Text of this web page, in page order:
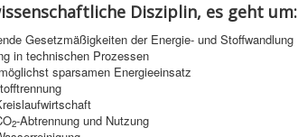
Disziplin, es geht um:
Gesetzmäßigkeiten der Energie- und Stoffwandlung
in technischen Prozessen
sparsamen Energieeinsatz
2-Abtrennung und Nutzung